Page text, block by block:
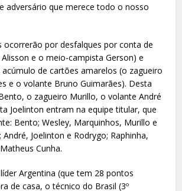
adversário que merece todo o nosso
ocorrerão por desfalques por conta de
e o meio-campista Gerson) e
de cartões amarelos (o zagueiro
e o volante Bruno Guimarães). Desta
o zagueiro Murillo, o volante André
Joelinton entram na equipe titular, que
Bento; Wesley, Marquinhos, Murillo e
André, Joelinton e Rodrygo; Raphinha,
Cunha.
Argentina (que tem 28 pontos
de casa, o técnico do Brasil (3º